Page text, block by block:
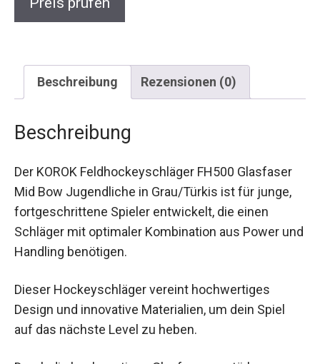
Beschreibung Rezensionen (0)
Beschreibung
Mid Bow Jugendliche in Grau/Türkis ist für junge,
fortgeschrittene Spieler entwickelt, die einen
Schläger mit optimaler Kombination aus Power
und Handling benötigen.
Design und innovative Materialien, um dein Spiel
auf das nächste Level zu heben.